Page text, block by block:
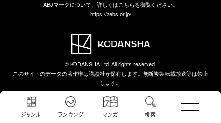
ジャンル ランキング マンガ 検索
ABJマークについて、詳しくはこちらを御覧ください。
https://aebs.or.jp/
© KODANSHA Ltd. All rights reserved.
このサイトのデータの著作権は講談社が保有します。無断複製転載放送等は禁止
します。